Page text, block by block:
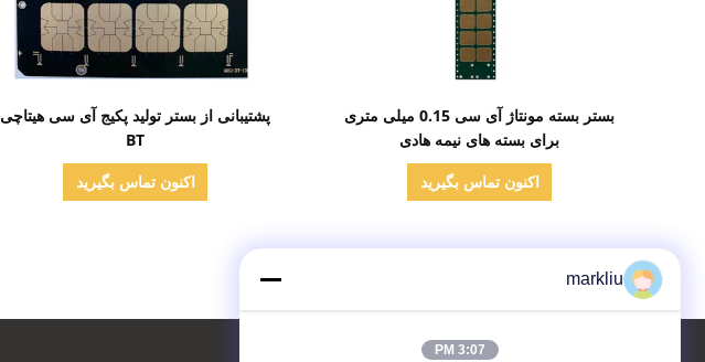
نمایش جزئیات
پشتیبانی از بستر تولید پکیج آی سی هیتاچی
BT
اکنون تماس بگیرید
نمایش جزئیات
بستر بسته مونتاژ آی سی 0.15 میلی متری
برای بسته های نیمه هادی
اکنون تماس بگیرید
markliu
3:07 PM